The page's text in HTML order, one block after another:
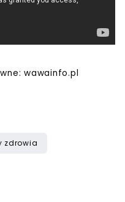
wawainfo.pl
zdrowia